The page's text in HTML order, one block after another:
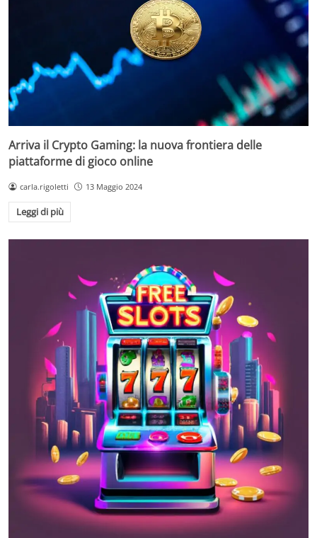
Arriva il Crypto Gaming: la nuova frontiera delle
piattaforme di gioco online
carla.rigoletti 13 Maggio 2024
Leggi di più